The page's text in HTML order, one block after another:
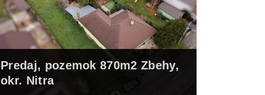
Predaj, pozemok 870m2 Zbehy,
okr. Nitra